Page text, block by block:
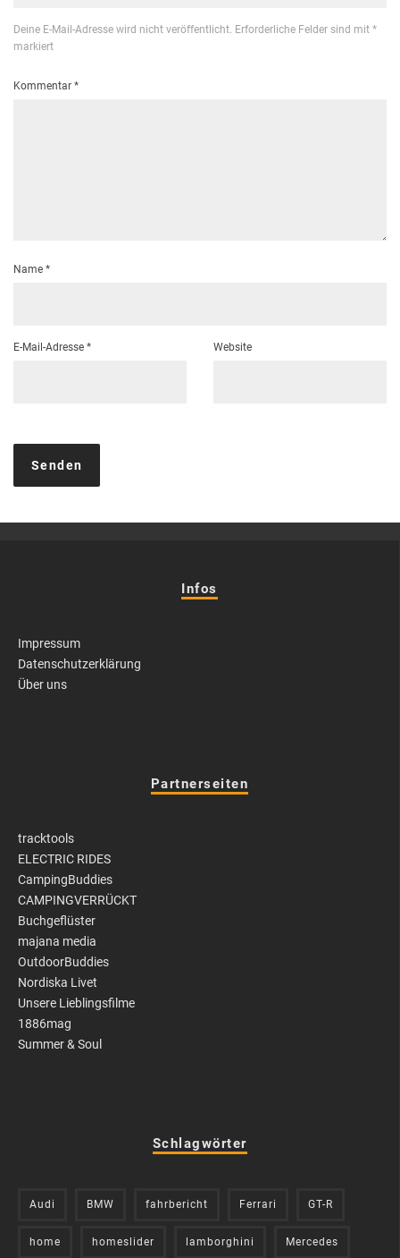
Deine E-Mail-Adresse wird nicht veröffentlicht. Erforderliche Felder sind mit *
markiert
Kommentar *
Name *
E-Mail-Adresse * Website
Infos
Impressum
Datenschutzerklärung
Über uns
Partnerseiten
tracktools
ELECTRIC RIDES
CampingBuddies
CAMPINGVERRÜCKT
Buchgeflüster
majana media
OutdoorBuddies
Nordiska Livet
Unsere Lieblingsfilme
1886mag
Summer & Soul
Schlagwörter
Audi BMW fahrbericht Ferrari GT-R
home homeslider lamborghini Mercedes